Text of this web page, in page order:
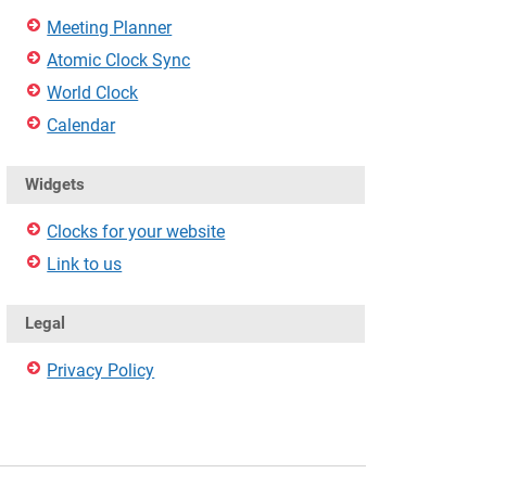
Meeting Planner
Atomic Clock Sync
World Clock
Calendar
Widgets
Clocks for your website
Link to us
Legal
Privacy Policy